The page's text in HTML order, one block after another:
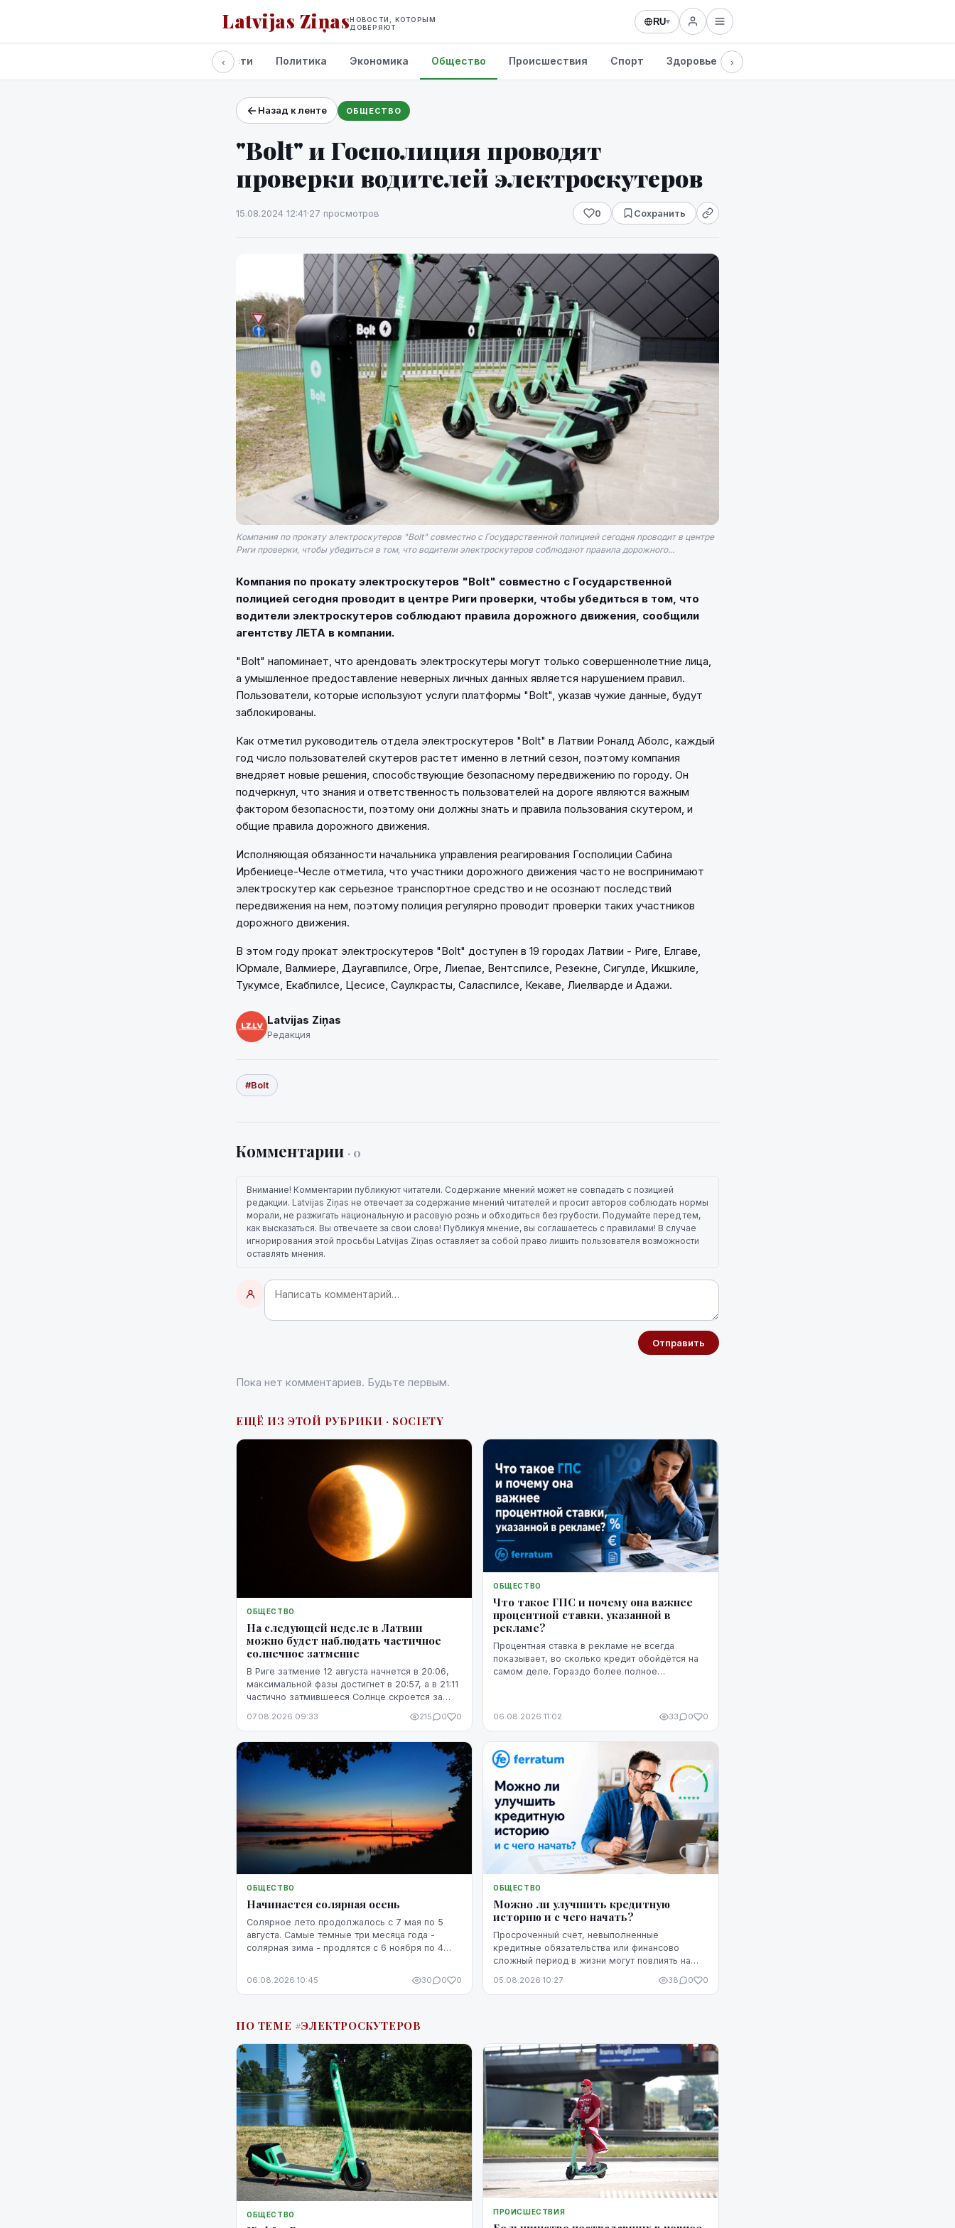
Latvijas ZiņasНОВОСТИ, КОТОРЫМ
ДОВЕРЯЮТ
RU▾
Проекты и сервисы
Прогноз погоды
‹
Все новости Политика Экономика Общество Происшествия Спорт Здоровье Культура
›
Назад к ленте ОБЩЕСТВО
"Bolt" и Госполиция проводят
проверки водителей электроскутеров
15.08.2024 12:41·27 просмотров 0 Сохранить
Компания по прокату электроскутеров "Bolt" совместно с Государственной полицией сегодня проводит в центре
Риги проверки, чтобы убедиться в том, что водители электроскутеров соблюдают правила дорожного...
Компания по прокату электроскутеров "Bolt" совместно с Государственной
полицией сегодня проводит в центре Риги проверки, чтобы убедиться в том, что
водители электроскутеров соблюдают правила дорожного движения, сообщили
агентству ЛЕТА в компании.
"Bolt" напоминает, что арендовать электроскутеры могут только совершеннолетние лица,
а умышленное предоставление неверных личных данных является нарушением правил.
Пользователи, которые используют услуги платформы "Bolt", указав чужие данные, будут
заблокированы.
Как отметил руководитель отдела электроскутеров "Bolt" в Латвии Роналд Аболс, каждый
год число пользователей скутеров растет именно в летний сезон, поэтому компания
внедряет новые решения, способствующие безопасному передвижению по городу. Он
подчеркнул, что знания и ответственность пользователей на дороге являются важным
фактором безопасности, поэтому они должны знать и правила пользования скутером, и
общие правила дорожного движения.
Исполняющая обязанности начальника управления реагирования Госполиции Сабина
Ирбениеце-Чесле отметила, что участники дорожного движения часто не воспринимают
электроскутер как серьезное транспортное средство и не осознают последствий
передвижения на нем, поэтому полиция регулярно проводит проверки таких участников
дорожного движения.
В этом году прокат электроскутеров "Bolt" доступен в 19 городах Латвии - Риге, Елгаве,
Юрмале, Валмиере, Даугавпилсе, Огре, Лиепае, Вентспилсе, Резекне, Сигулде, Икшкиле,
Тукумсе, Екабпилсе, Цесисе, Саулкрасты, Саласпилсе, Кекаве, Лиелварде и Адажи.
Latvijas Ziņas
Редакция
#Bolt
Комментарии · 0
Внимание! Комментарии публикуют читатели. Содержание мнений может не совпадать с позицией
редакции. Latvijas Ziņas не отвечает за содержание мнений читателей и просит авторов соблюдать нормы
морали, не разжигать национальную и расовую рознь и обходиться без грубости. Подумайте перед тем,
как высказаться. Вы отвечаете за свои слова! Публикуя мнение, вы соглашаетесь с правилами! В случае
игнорирования этой просьбы Latvijas Ziņas оставляет за собой право лишить пользователя возможности
оставлять мнения.
Отправить
Пока нет комментариев. Будьте первым.
ЕЩЁ ИЗ ЭТОЙ РУБРИКИ · SOCIETY
ОБЩЕСТВО
На следующей неделе в Латвии
можно будет наблюдать частичное
солнечное затмение
В Риге затмение 12 августа начнется в 20:06,
максимальной фазы достигнет в 20:57, а в 21:11
частично затмившееся Солнце скроется за
07.08.2026 09:33 215 0 0
ОБЩЕСТВО
Что такое ГПС и почему она важнее
процентной ставки, указанной в
рекламе?
Процентная ставка в рекламе не всегда
показывает, во сколько кредит обойдётся на
самом деле. Гораздо более полное
06.08.2026 11:02 33 0 0
ОБЩЕСТВО
Начинается солярная осень
Солярное лето продолжалось с 7 мая по 5
августа. Самые темные три месяца года -
солярная зима - продлятся с 6 ноября по 4
06.08.2026 10:45 30 0 0
ОБЩЕСТВО
Можно ли улучшить кредитную
историю и с чего начать?
Просроченный счёт, невыполненные
кредитные обязательства или финансово
сложный период в жизни могут повлиять на
негативная запись не означает, что ситуацию
действия.
05.08.2026 10:27 38 0 0
ПО ТЕМЕ #ЭЛЕКТРОСКУТЕРОВ
ОБЩЕСТВО ПРОИСШЕСТВИЯ